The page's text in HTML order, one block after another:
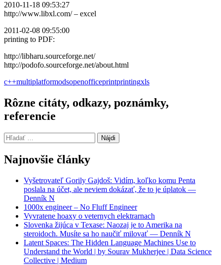
2010-11-18 09:53:27
http://www.libxl.com/ – excel
2011-02-08 09:55:00
printing to PDF:
http://libharu.sourceforge.net/
http://podofo.sourceforge.net/about.html
c++multiplatformodsopenofficeprintprintingxls
Rôzne citáty, odkazy, poznámky,
referencie
Hľadať:
Najnovšie články
Vyšetrovateľ Gorily Gajdoš: Vidím, koľko komu Penta
poslala na účet, ale neviem dokázať, že to je úplatok —
Denník N
1000x engineer – No Fluff Engineer
Vyvratene hoaxy o veternych elektrarnach
Slovenka žijúca v Texase: Naozaj je to Amerika na
steroidoch. Musíte sa ho naučiť milovať — Denník N
Latent Spaces: The Hidden Language Machines Use to
Understand the World | by Sourav Mukherjee | Data Science
Collective | Medium